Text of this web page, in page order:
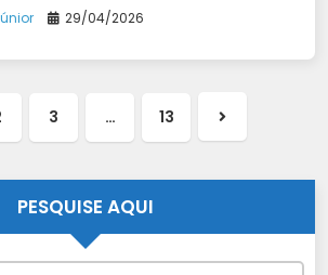
29/04/2026
3 … 13
Próxima
PESQUISE AQUI